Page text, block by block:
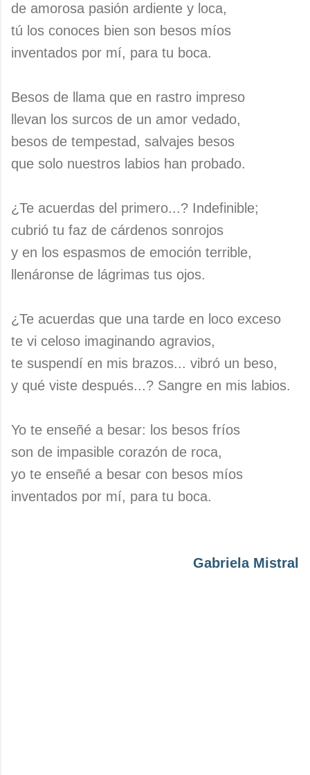
de amorosa pasión ardiente y loca,
tú los conoces bien son besos míos
inventados por mí, para tu boca.
Besos de llama que en rastro impreso
llevan los surcos de un amor vedado,
besos de tempestad, salvajes besos
que solo nuestros labios han probado.
¿Te acuerdas del primero...? Indefinible;
cubrió tu faz de cárdenos sonrojos
y en los espasmos de emoción terrible,
llenáronse de lágrimas tus ojos.
¿Te acuerdas que una tarde en loco exceso
te vi celoso imaginando agravios,
te suspendí en mis brazos... vibró un beso,
y qué viste después...? Sangre en mis labios.
Yo te enseñé a besar: los besos fríos
son de impasible corazón de roca,
yo te enseñé a besar con besos míos
inventados por mí, para tu boca.
Gabriela Mistral